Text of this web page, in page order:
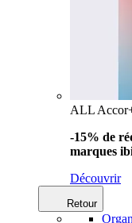
ALL
-15% de
marques
Découvrir
Retour